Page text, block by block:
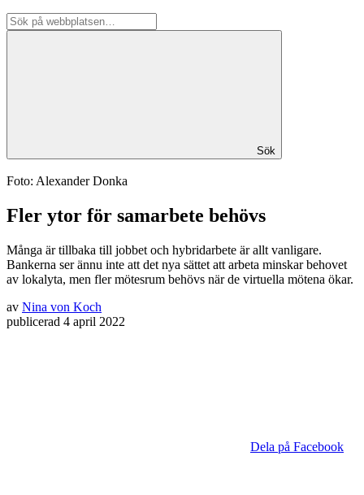
Sök
Foto: Alexander Donka
Fler ytor för ­samarbete behövs
Många är tillbaka till jobbet och hybridarbete är allt vanligare.
Bankerna ser ännu inte att det nya sättet att arbeta minskar behovet
av lokalyta, men fler mötesrum behövs när de virtuella mötena ökar.
av Nina von Koch
publicerad 4 april 2022
Dela på Facebook